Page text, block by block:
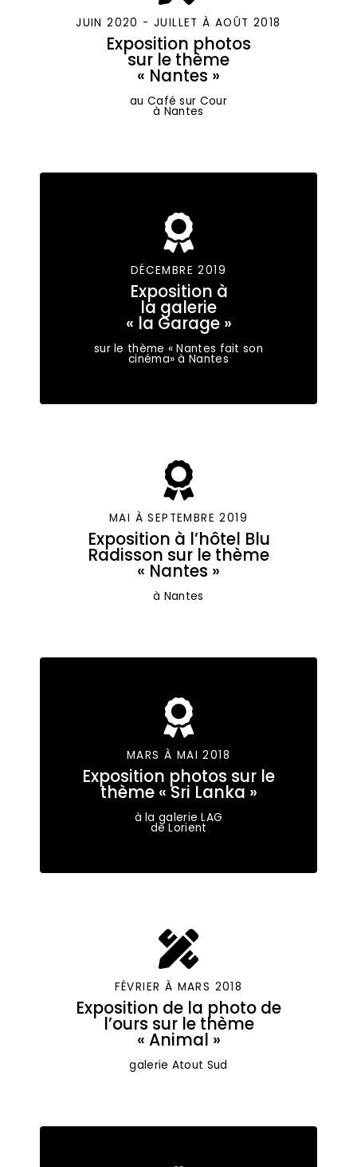
JUIN 2020 - JUILLET À AOÛT 2018
Exposition photos
sur le thème
« Nantes »
au Café sur Cour
à Nantes
DÉCEMBRE 2019
Exposition à
la galerie
« la Garage »
sur le thème « Nantes fait son
cinéma» à Nantes
MAI À SEPTEMBRE 2019
Exposition à l’hôtel Blu
Radisson sur le thème
« Nantes »
à Nantes
MARS À MAI 2018
Exposition photos sur le
thème « Sri Lanka »
à la galerie LAG
de Lorient
FÉVRIER À MARS 2018
Exposition de la photo de
l’ours sur le thème
« Animal »
galerie Atout Sud